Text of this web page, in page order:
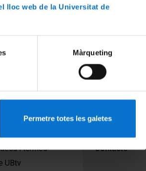
lloc web de la Universitat de
Màrqueting
Permetre totes les galetes
i termes
UBtv
Contacte